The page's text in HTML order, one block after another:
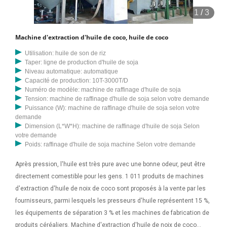
1 /3
Machine d'extraction d'huile de coco, huile de coco
Utilisation: huile de son de riz
Taper: ligne de production d'huile de soja
Niveau automatique: automatique
Capacité de production: 10T-3000T/D
Numéro de modèle: machine de raffinage d'huile de soja
Tension: machine de raffinage d'huile de soja selon votre demande
Puissance (W): machine de raffinage d'huile de soja selon votre
demande
Dimension (L*W*H): machine de raffinage d'huile de soja Selon
votre demande
Poids: raffinage d'huile de soja machine Selon votre demande
Après pression, l'huile est très pure avec une bonne odeur, peut être
directement comestible pour les gens. 1 011 produits de machines
d'extraction d'huile de noix de coco sont proposés à la vente par les
fournisseurs, parmi lesquels les presseurs d'huile représentent 15 %,
les équipements de séparation 3 % et les machines de fabrication de
produits céréaliers. Machine d'extraction d'huile de noix de coco